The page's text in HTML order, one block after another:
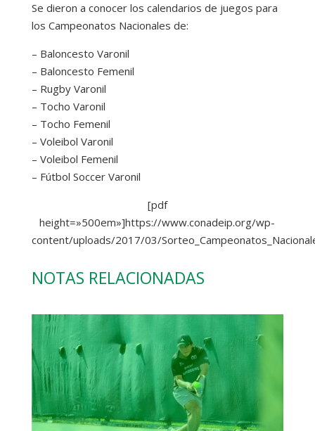
Se dieron a conocer los calendarios de juegos para
los Campeonatos Nacionales de:
– Baloncesto Varonil
– Baloncesto Femenil
– Rugby Varonil
– Tocho Varonil
– Tocho Femenil
– Voleibol Varonil
– Voleibol Femenil
– Fútbol Soccer Varonil
[pdf
height=»500em»]https://www.conadeip.org/wp-
content/uploads/2017/03/
NOTAS RELACIONADAS